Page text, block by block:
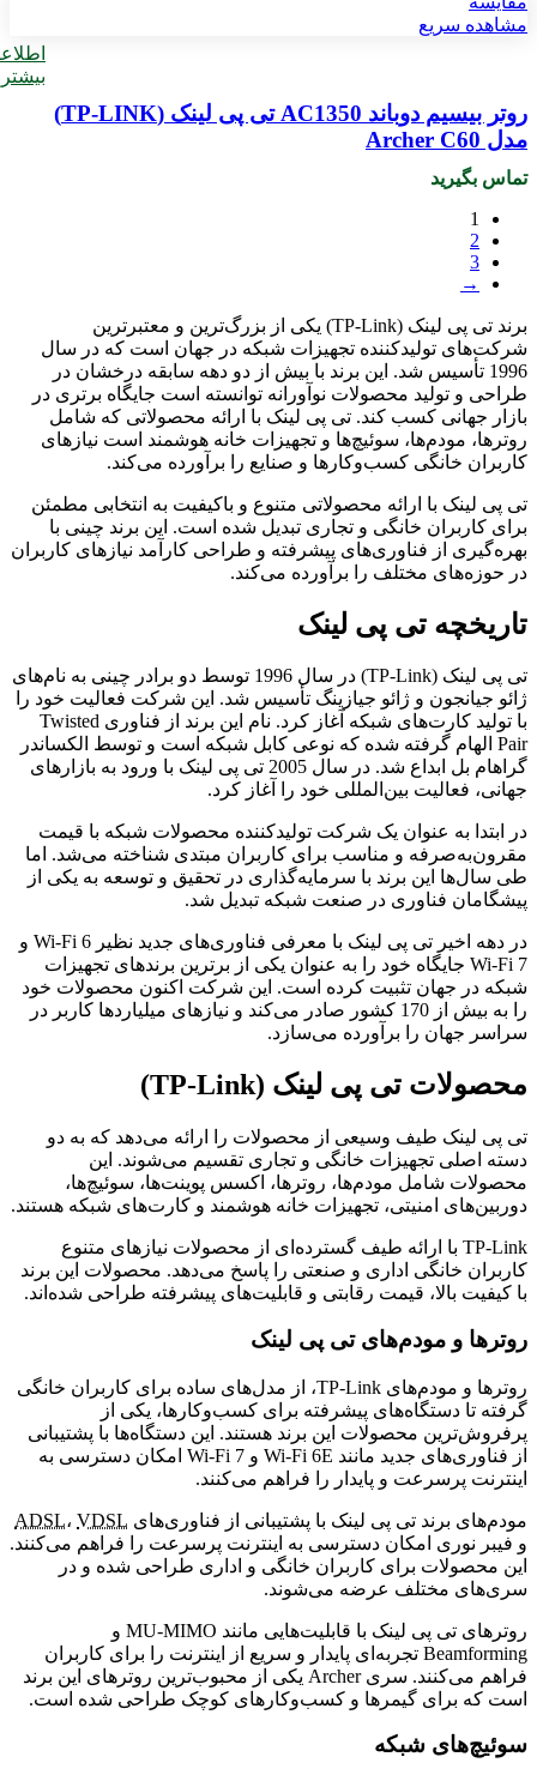
مشاهده سریع
بیشتر
روتر بیسیم دوباند AC1350 تی پی لینک (TP-LINK)
مدل Archer C60
تماس بگیرید
1
2
3
→
برند تی پی لینک (TP-Link) یکی از بزرگ‌ترین و معتبرترین
شرکت‌های تولیدکننده تجهیزات شبکه در جهان است که در سال
1996 تأسیس شد. این برند با بیش از دو دهه سابقه درخشان در
طراحی و تولید محصولات نوآورانه توانسته است جایگاه برتری در
بازار جهانی کسب کند. تی پی لینک با ارائه محصولاتی که شامل
روترها، مودم‌ها، سوئیچ‌ها و تجهیزات خانه هوشمند است نیازهای
کاربران خانگی کسب‌وکارها و صنایع را برآورده می‌کند.
تی پی لینک با ارائه محصولاتی متنوع و باکیفیت به انتخابی مطمئن
برای کاربران خانگی و تجاری تبدیل شده است. این برند چینی با
بهره‌گیری از فناوری‌های پیشرفته و طراحی کارآمد نیازهای کاربران
در حوزه‌های مختلف را برآورده می‌کند.
تاریخچه تی پی لینک
تی پی لینک (TP-Link) در سال 1996 توسط دو برادر چینی به نام‌های
ژائو جیانجون و ژائو جیازینگ تأسیس شد. این شرکت فعالیت خود را
با تولید کارت‌های شبکه آغاز کرد. نام این برند از فناوری Twisted
Pair الهام گرفته شده که نوعی کابل شبکه است و توسط الکساندر
گراهام بل ابداع شد. در سال 2005 تی پی لینک با ورود به بازارهای
جهانی، فعالیت بین‌المللی خود را آغاز کرد.
در ابتدا به عنوان یک شرکت تولیدکننده محصولات شبکه با قیمت
مقرون‌به‌صرفه و مناسب برای کاربران مبتدی شناخته می‌شد. اما
طی سال‌ها این برند با سرمایه‌گذاری در تحقیق و توسعه به یکی از
پیشگامان فناوری در صنعت شبکه تبدیل شد.
در دهه اخیر تی پی لینک با معرفی فناوری‌های جدید نظیر Wi-Fi 6 و
Wi-Fi 7 جایگاه خود را به عنوان یکی از برترین برندهای تجهیزات
شبکه در جهان تثبیت کرده است. این شرکت اکنون محصولات خود
را به بیش از 170 کشور صادر می‌کند و نیازهای میلیاردها کاربر در
سراسر جهان را برآورده می‌سازد.
محصولات تی پی لینک (TP-Link)
تی پی لینک طیف وسیعی از محصولات را ارائه می‌دهد که به دو
دسته اصلی تجهیزات خانگی و تجاری تقسیم می‌شوند. این
محصولات شامل مودم‌ها، روترها، اکسس پوینت‌ها، سوئیچ‌ها،
دوربین‌های امنیتی، تجهیزات خانه هوشمند و کارت‌های شبکه هستند.
TP-Link با ارائه طیف گسترده‌ای از محصولات نیازهای متنوع
کاربران خانگی اداری و صنعتی را پاسخ می‌دهد. محصولات این برند
با کیفیت بالا، قیمت رقابتی و قابلیت‌های پیشرفته طراحی شده‌اند.
روترها و مودم‌های تی پی لینک
روترها و مودم‌های TP-Link، از مدل‌های ساده برای کاربران خانگی
گرفته تا دستگاه‌های پیشرفته برای کسب‌وکارها، یکی از
پرفروش‌ترین محصولات این برند هستند. این دستگاه‌ها با پشتیبانی
از فناوری‌های جدید مانند Wi-Fi 6E و Wi-Fi 7 امکان دسترسی به
اینترنت پرسرعت و پایدار را فراهم می‌کنند.
مودم‌های برند تی پی لینک با پشتیبانی از فناوری‌های ADSL، VDSL
و فیبر نوری امکان دسترسی به اینترنت پرسرعت را فراهم می‌کنند.
این محصولات برای کاربران خانگی و اداری طراحی شده و در
سری‌های مختلف عرضه می‌شوند.
روترهای تی‌ پی‎ لینک با قابلیت‌هایی مانند MU-MIMO و
Beamforming تجربه‌ای پایدار و سریع از اینترنت را برای کاربران
فراهم می‌کنند. سری Archer یکی از محبوب‌ترین روترهای این برند
است که برای گیمرها و کسب‌وکارهای کوچک طراحی شده است.
سوئیچ‌های شبکه